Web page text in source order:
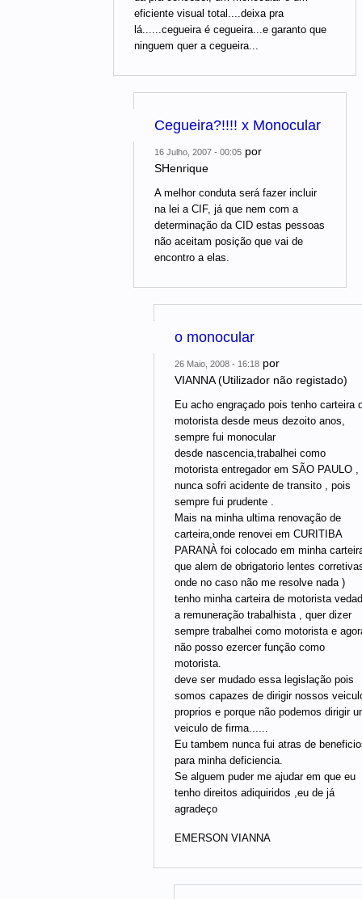
eficiente visual total....deixa pra
lá......cegueira é cegueira...e garanto que
ninguem quer a cegueira...
Cegueira?!!!! x Monocular
16 Julho, 2007 - 00:05 por
SHenrique
A melhor conduta será fazer incluir
na lei a CIF, já que nem com a
determinação da CID estas pessoas
não aceitam posição que vai de
encontro a elas.
o monocular
26 Maio, 2008 - 16:18 por
VIANNA (Utilizador não registado)
Eu acho engraçado pois tenho carteira
motorista desde meus dezoito anos,
sempre fui monocular
desde nascencia,trabalhei como
motorista entregador em SÃO PAULO ,
nunca sofri acidente de transito , pois
sempre fui prudente .
Mais na minha ultima renovação de
carteira,onde renovei em CURITIBA
PARANÀ foi colocado em minha
que alem de obrigatorio lentes
onde no caso não me resolve nada )
tenho minha carteira de motorista
a remuneração trabalhista , quer dizer
sempre trabalhei como motorista e
não posso ezercer função como
motorista.
deve ser mudado essa legislação pois
somos capazes de dirigir nossos
proprios e porque não podemos dirigir
veiculo de firma......
Eu tambem nunca fui atras de
para minha deficiencia.
Se alguem puder me ajudar em que eu
tenho direitos adiquiridos ,eu de já
agradeço
EMERSON VIANNA